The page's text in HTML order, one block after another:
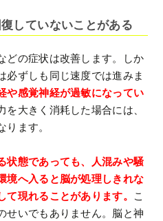
していないことがある
どの症状は改善します。しか
必ずしも同じ速度では進みま
や感覚神経が過敏になってい
を大きく消耗した場合には、
ます。
状態であっても、人混みや騒
境へ入ると脳が処理しきれな
て現れることがあります。
こ
せいでもありません。脳と神